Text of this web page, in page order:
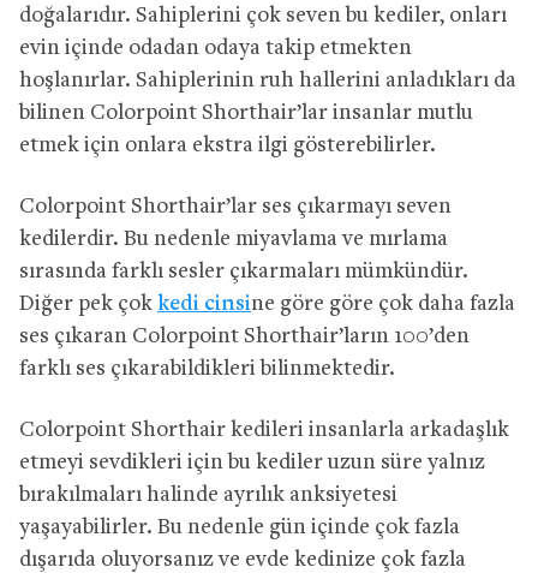
doğalarıdır. Sahiplerini çok seven bu kediler, onları
evin içinde odadan odaya takip etmekten
hoşlanırlar. Sahiplerinin ruh hallerini anladıkları da
bilinen Colorpoint Shorthair’lar insanlar mutlu
etmek için onlara ekstra ilgi gösterebilirler.
Colorpoint Shorthair’lar ses çıkarmayı seven
kedilerdir. Bu nedenle miyavlama ve mırlama
sırasında farklı sesler çıkarmaları mümkündür.
Diğer pek çok kedi cinsine göre göre çok daha fazla
ses çıkaran Colorpoint Shorthair’ların 100’den
farklı ses çıkarabildikleri bilinmektedir.
Colorpoint Shorthair kedileri insanlarla arkadaşlık
etmeyi sevdikleri için bu kediler uzun süre yalnız
bırakılmaları halinde ayrılık anksiyetesi
yaşayabilirler. Bu nedenle gün içinde çok fazla
dışarıda oluyorsanız ve evde kedinize çok fazla